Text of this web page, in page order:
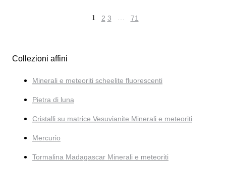
1 2 3 … 71
Collezioni affini
Minerali e meteoriti scheelite fluorescenti
Pietra di luna
Cristalli su matrice Vesuvianite Minerali e meteoriti
Mercurio
Tormalina Madagascar Minerali e meteoriti